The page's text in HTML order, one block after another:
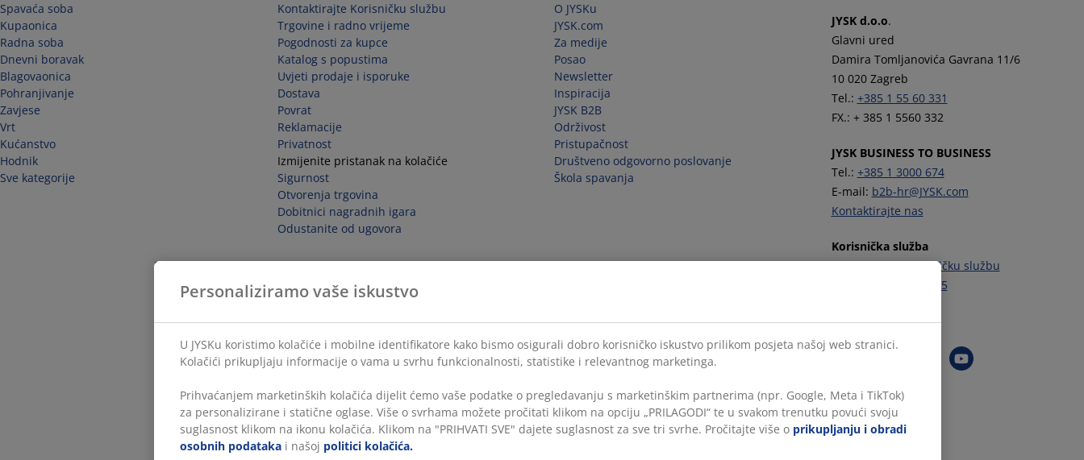
Spavaća soba
Kupaonica
Radna soba
Dnevni boravak
Blagovaonica
Pohranjivanje
Zavjese
Vrt
Kućanstvo
Hodnik
Sve kategorije
Kontaktirajte Korisničku službu
Trgovine i radno vrijeme
Pogodnosti za kupce
Katalog s popustima
Uvjeti prodaje i isporuke
Dostava
Povrat
Reklamacije
Privatnost
Izmijenite pristanak na kolačiće
Sigurnost
Otvorenja trgovina
Dobitnici nagradnih igara
Odustanite od ugovora
O JYSKu
JYSK.com
Za medije
Posao
Newsletter
Inspiracija
JYSK B2B
Održivost
Pristupačnost
Društveno odgovorno poslovanje
Škola spavanja
JYSK d.o.o.
Glavni ured
Damira Tomljanovića Gavrana 11/6
10 020 Zagreb
Tel.: +385 1 55 60 331
FX.: + 385 1 5560 332
JYSK BUSINESS TO BUSINESS
Tel.: +385 1 3000 674
E-mail: b2b-hr@JYSK.com
Kontaktirajte nas
Korisnička služba
Kontaktirajte Korisničku službu
+385 1 444 00 55
Zapratite JYSK
Personaliziramo vaše iskustvo
U JYSKu koristimo kolačiće i mobilne identifikatore kako bismo osigurali dobro korisničko iskustvo prilikom posjeta našoj web stranici.
Kolačići prikupljaju informacije o vama u svrhu funkcionalnosti, statistike i relevantnog marketinga.
Prihvaćanjem marketinških kolačića dijelit ćemo vaše podatke o pregledavanju s marketinškim partnerima (npr. Google, Meta i TikTok)
za personalizirane i statične oglase. Više o svrhama možete pročitati klikom na opciju „PRILAGODI“ te u svakom trenutku povući svoju
suglasnost klikom na ikonu kolačića. Klikom na "PRIHVATI SVE" dajete suglasnost za sve tri svrhe. Pročitajte više o prikupljanju i obradi
osobnih podataka i našoj politici kolačića.